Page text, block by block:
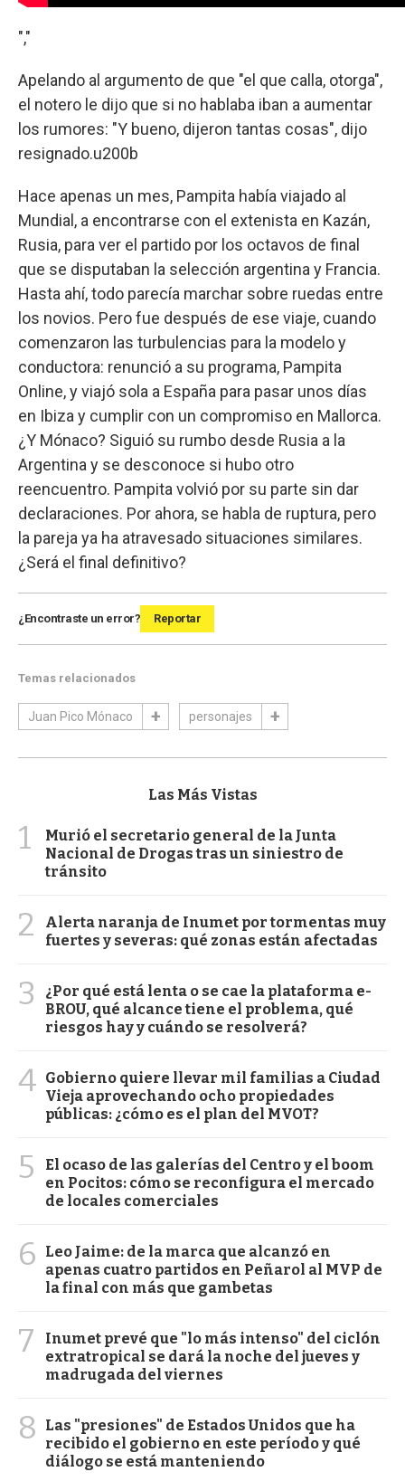
","
Apelando al argumento de que "el que calla, otorga",
el notero le dijo que si no hablaba iban a aumentar
los rumores: "Y bueno, dijeron tantas cosas", dijo
resignado.u200b
Hace apenas un mes, Pampita había viajado al
Mundial, a encontrarse con el extenista en Kazán,
Rusia, para ver el partido por los octavos de final
que se disputaban la selección argentina y Francia.
Hasta ahí, todo parecía marchar sobre ruedas entre
los novios. Pero fue después de ese viaje, cuando
comenzaron las turbulencias para la modelo y
conductora: renunció a su programa, Pampita
Online, y viajó sola a España para pasar unos días
en Ibiza y cumplir con un compromiso en Mallorca.
¿Y Mónaco? Siguió su rumbo desde Rusia a la
Argentina y se desconoce si hubo otro
reencuentro. Pampita volvió por su parte sin dar
declaraciones. Por ahora, se habla de ruptura, pero
la pareja ya ha atravesado situaciones similares.
¿Será el final definitivo?
¿Encontraste un error? Reportar
Temas relacionados
Juan Pico Mónaco personajes
Las Más Vistas
1
Murió el secretario general de la Junta
Nacional de Drogas tras un siniestro de
tránsito
2
Alerta naranja de Inumet por tormentas muy
fuertes y severas: qué zonas están afectadas
3
¿Por qué está lenta o se cae la plataforma e-
BROU, qué alcance tiene el problema, qué
riesgos hay y cuándo se resolverá?
4 Gobierno quiere llevar mil familias a Ciudad
Vieja aprovechando ocho propiedades
públicas: ¿cómo es el plan del MVOT?
5
El ocaso de las galerías del Centro y el boom
en Pocitos: cómo se reconfigura el mercado
de locales comerciales
6
Leo Jaime: de la marca que alcanzó en
apenas cuatro partidos en Peñarol al MVP de
la final con más que gambetas
7
Inumet prevé que "lo más intenso" del ciclón
extratropical se dará la noche del jueves y
madrugada del viernes
8
Las "presiones" de Estados Unidos que ha
recibido el gobierno en este período y qué
diálogo se está manteniendo